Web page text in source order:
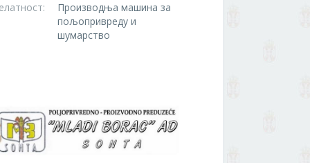
Производња машина за
пољопривреду и
шумарство